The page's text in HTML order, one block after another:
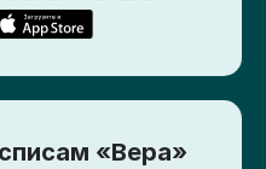
«Вера»